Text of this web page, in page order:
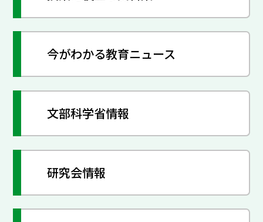
今がわかる教育ニュース
文部科学省情報
研究会情報